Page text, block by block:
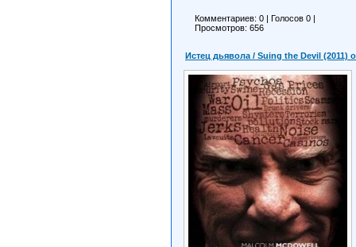
Комментариев: 0 | Голосов 0 |
Просмотров: 656
Истец дьявола / Suing the Devil (2011)